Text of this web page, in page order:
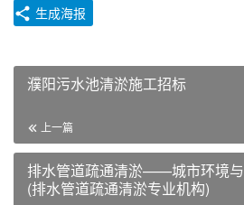
生成海报
濮阳污水池清淤施工招标
上一篇
排水管道疏通清淤——城市环境
(排水管道疏通清淤专业机构)